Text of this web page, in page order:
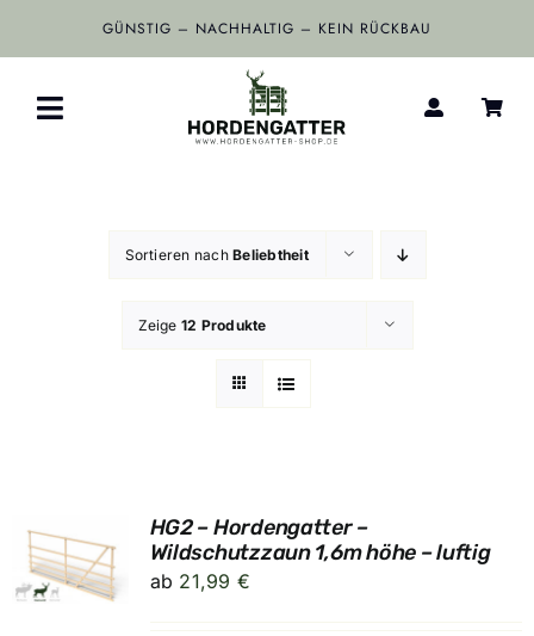
GÜNSTIG – NACHHALTIG – KEIN RÜCKBAU
Toggle
Wildschutzzäune
Sortieren nachBeliebtheit
Zeige 12 Produkte
HG2 – Hordengatter –
Wildschutzzaun 1,6m höhe – luftig
ab 21,99 €